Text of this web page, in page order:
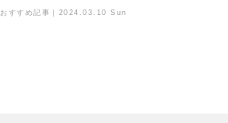
おすすめ記事｜2024.03.10 Sun